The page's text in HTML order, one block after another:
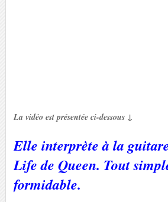
La vidéo est présentée ci-dessous ↓
Elle interprète à la
Life de Queen. Tout
formidable.